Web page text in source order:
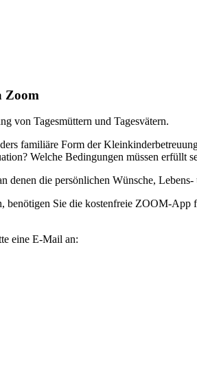
Zoom
von Tagesmüttern und Tagesvätern.
familiäre Form der
Welche Bedingungen müssen erfüllt
die persönlichen Wünsche,
benötigen Sie die kostenfreie ZOOM-
eine E-Mail an: